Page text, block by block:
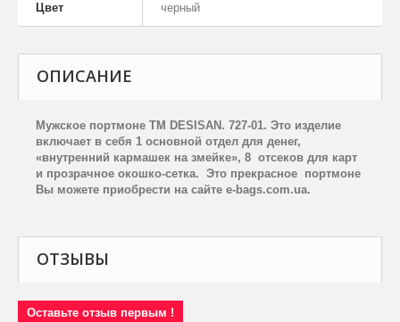
Цвет черный
ОПИСАНИЕ
Мужское портмоне ТМ DESISAN . 727-01. Это изделие
включает в себя 1 основной отдел для денег,
«внутренний кармашек на змейке», 8 отсеков для карт
и прозрачное окошко-сетка. Это прекрасное портмоне
Вы можете приобрести на сайте e-bags.com.ua.
ОТЗЫВЫ
Оставьте отзыв первым !